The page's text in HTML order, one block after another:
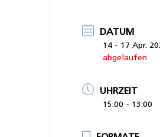
DATUM
14 - 17 Apr.
abgelaufen
UHRZEIT
15:00 - 13:00